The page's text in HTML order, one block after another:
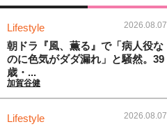
Lifestyle 2026.08.07
朝ドラ『風、薫る』で「病人役な
のに色気がダダ漏れ」と騒然。39
歳・...
加賀谷健
Lifestyle 2026.08.07